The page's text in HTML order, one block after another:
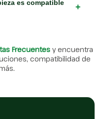
es compatible
+
Frecuentes y encuentra
compatibilidad de